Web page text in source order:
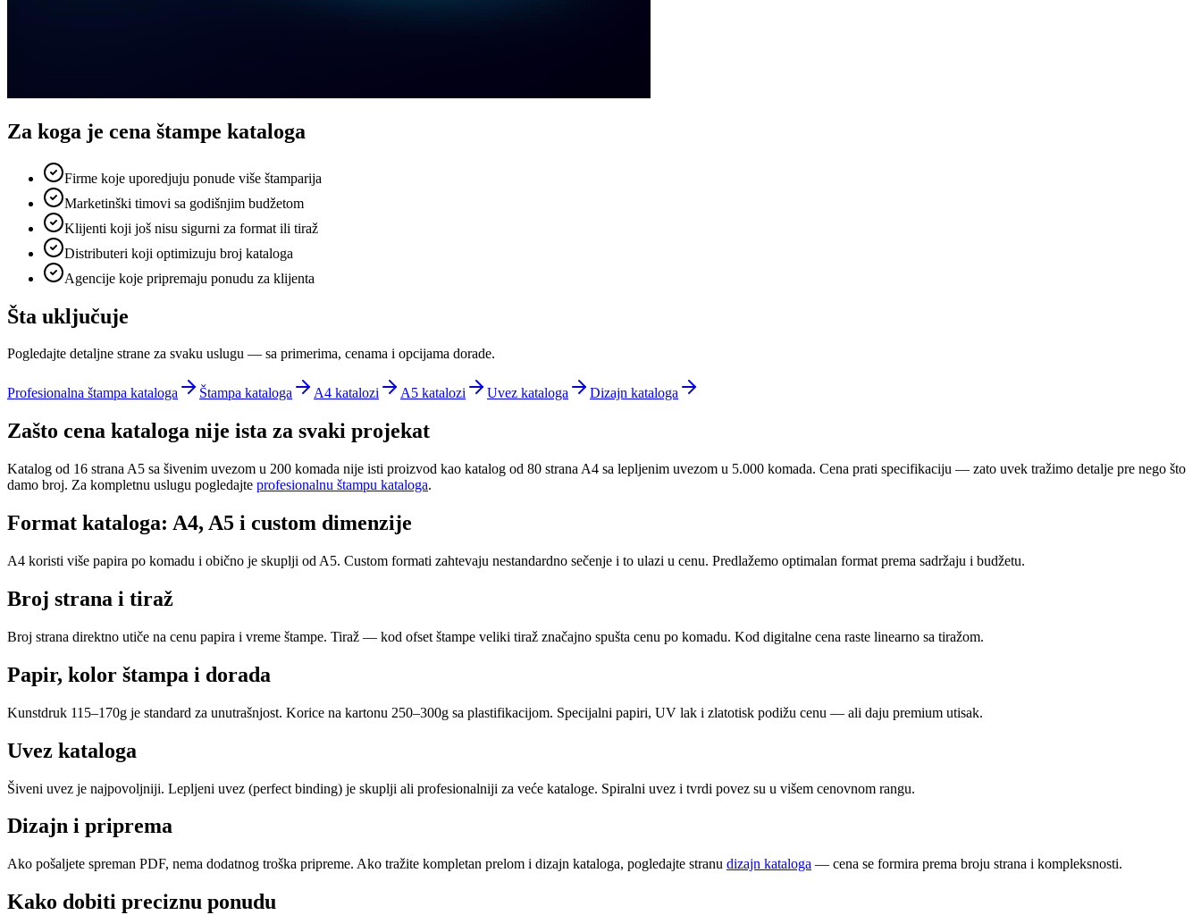
Za koga je cena štampe kataloga
Firme koje uporedjuju ponude više štamparija
Marketinški timovi sa godišnjim budžetom
Klijenti koji još nisu sigurni za format ili tiraž
Distributeri koji optimizuju broj kataloga
Agencije koje pripremaju ponudu za klijenta
Šta uključuje
Pogledajte detaljne strane za svaku uslugu — sa primerima, cenama i opcijama dorade.
Profesionalna štampa kataloga Štampa kataloga A4 katalozi A5 katalozi Uvez kataloga Dizajn kataloga
Zašto cena kataloga nije ista za svaki projekat
Katalog od 16 strana A5 sa šivenim uvezom u 200 komada nije isti proizvod kao katalog od 80 strana A4 sa lepljenim uvezom u 5.000 komada. Cena prati specifikaciju — zato uvek tražimo detalje pre nego što
damo broj. Za kompletnu uslugu pogledajte profesionalnu štampu kataloga.
Format kataloga: A4, A5 i custom dimenzije
A4 koristi više papira po komadu i obično je skuplji od A5. Custom formati zahtevaju nestandardno sečenje i to ulazi u cenu. Predlažemo optimalan format prema sadržaju i budžetu.
Broj strana i tiraž
Broj strana direktno utiče na cenu papira i vreme štampe. Tiraž — kod ofset štampe veliki tiraž značajno spušta cenu po komadu. Kod digitalne cena raste linearno sa tiražom.
Papir, kolor štampa i dorada
Kunstdruk 115–170g je standard za unutrašnjost. Korice na kartonu 250–300g sa plastifikacijom. Specijalni papiri, UV lak i zlatotisk podižu cenu — ali daju premium utisak.
Uvez kataloga
Šiveni uvez je najpovoljniji. Lepljeni uvez (perfect binding) je skuplji ali profesionalniji za veće kataloge. Spiralni uvez i tvrdi povez su u višem cenovnom rangu.
Dizajn i priprema
Ako pošaljete spreman PDF, nema dodatnog troška pripreme. Ako tražite kompletan prelom i dizajn kataloga, pogledajte stranu dizajn kataloga — cena se formira prema broju strana i kompleksnosti.
Kako dobiti preciznu ponudu